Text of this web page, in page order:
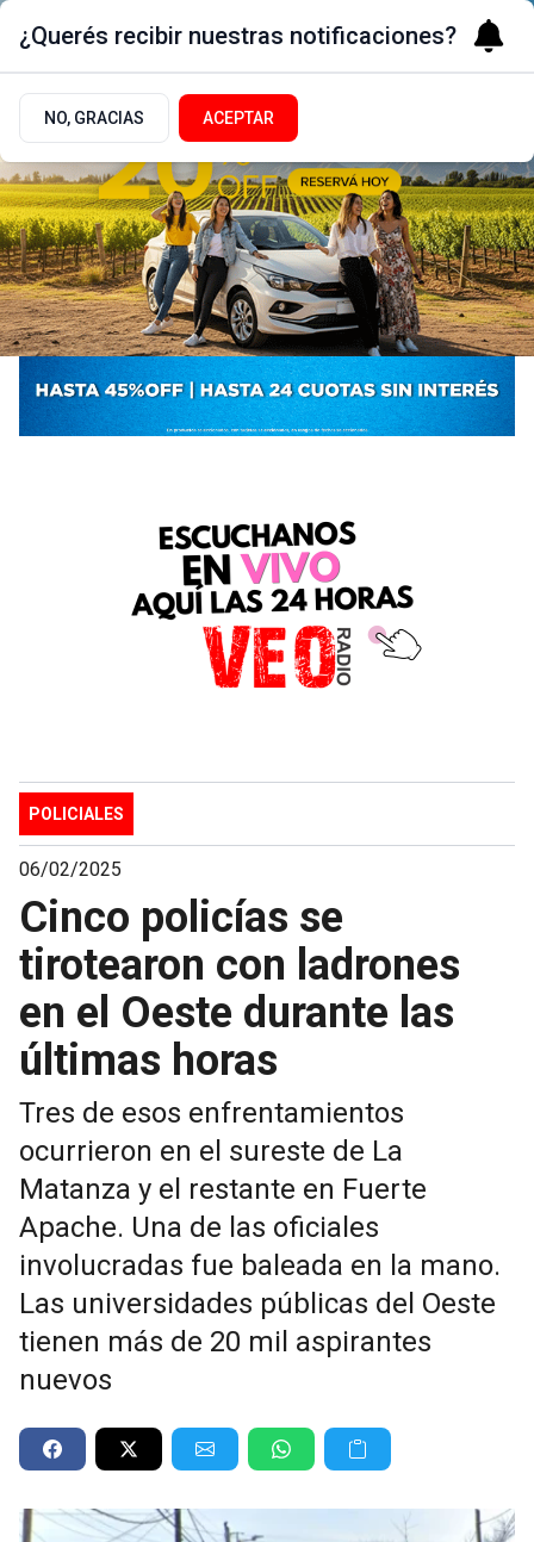
POLICIALES
06/02/2025
Cinco policías se
tirotearon con ladrones
en el Oeste durante las
últimas horas
Tres de esos enfrentamientos
ocurrieron en el sureste de La
Matanza y el restante en Fuerte
Apache. Una de las oficiales
involucradas fue baleada en la mano.
Las universidades públicas del Oeste
tienen más de 20 mil aspirantes
nuevos
¿Querés recibir nuestras notificaciones?
NO, GRACIAS ACEPTAR